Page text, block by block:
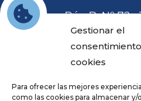
Gestionar el
cookies
Para ofrecer las mejores
como las cookies para almacenar
Rúa B, Nº 72
Tel. 988
Email